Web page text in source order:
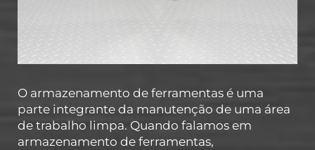
O armazenamento de ferramentas é uma
parte integrante da manutenção de uma área
de trabalho limpa. Quando falamos em
armazenamento de ferramentas,